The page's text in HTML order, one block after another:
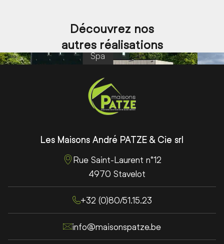
Découvrez nos
autres réalisations
Spa
Précédent
Cordonnées de Maisons Patze
Les Maisons André PATZE & Cie srl
Rue Saint-Laurent n°12
4970 Stavelot
+32 (0)80/51.15.23
info@maisonspatze.be